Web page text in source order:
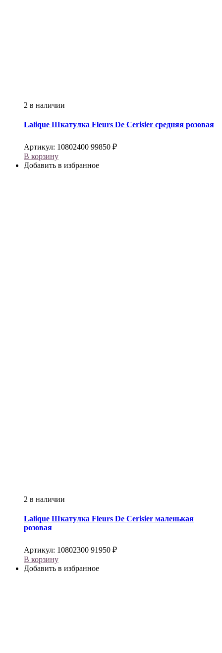
2 в наличии
Lalique Шкатулка Fleurs De Cerisier средняя розовая
Артикул: 10802400 99850 ₽
В корзину
Добавить в избранное
2 в наличии
Lalique Шкатулка Fleurs De Cerisier маленькая
розовая
Артикул: 10802300 91950 ₽
В корзину
Добавить в избранное